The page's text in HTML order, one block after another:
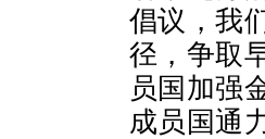
倡议，我
径，争取
员国加强
成员国通